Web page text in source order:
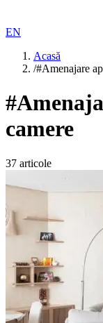
EN
Acasă
/#Amenajare
#
camere
37 articole